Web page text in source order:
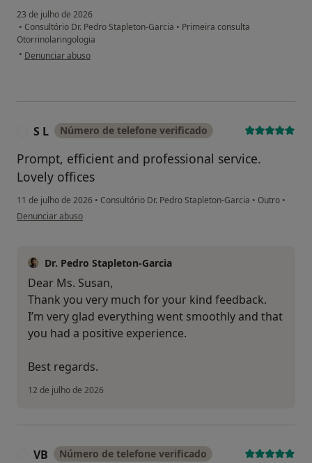
23 de julho de 2026
• Consultório Dr. Pedro Stapleton-Garcia • Primeira consulta
Otorrinolaringologia
• na opinião do utilizador Luís Custódio
Denunciar abuso
S L Número de telefone verificado
Prompt, efficient and professional service.
Lovely offices
11 de julho de 2026 • Consultório Dr. Pedro Stapleton-Garcia • Outro •
na opinião do utilizador S L
Denunciar abuso
Dr. Pedro Stapleton-Garcia
Dear Ms. Susan,
Thank you very much for your kind feedback.
I’m very glad everything went smoothly and that
you had a positive experience.
Best regards.
12 de julho de 2026
VB Número de telefone verificado